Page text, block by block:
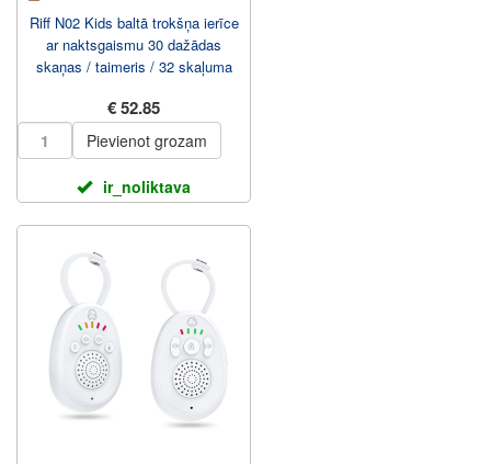
Riff N02 Kids baltā trokšņa ierīce
ar naktsgaismu 30 dažādas
skaņas / taimeris / 32 skaļuma
€ 52.85
Pievienot grozam
ir_noliktava